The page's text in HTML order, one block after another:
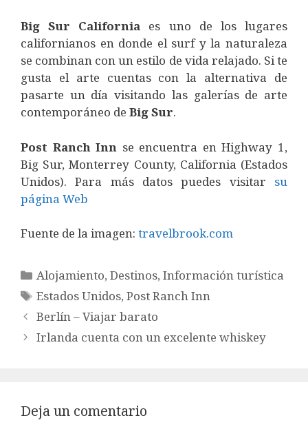
Big Sur California es uno de los lugares
californianos en donde el surf y la naturaleza
se combinan con un estilo de vida relajado. Si te
gusta el arte cuentas con la alternativa de
pasarte un día visitando las galerías de arte
contemporáneo de Big Sur.
Post Ranch Inn se encuentra en Highway 1,
Big Sur, Monterrey County, California (Estados
Unidos). Para más datos puedes visitar su
página Web
Fuente de la imagen: travelbrook.com
Categorías
Alojamiento,Destinos,Información turística
Etiquetas
Estados Unidos,Post Ranch Inn
Berlín – Viajar barato
Irlanda cuenta con un excelente whiskey
Deja un comentario